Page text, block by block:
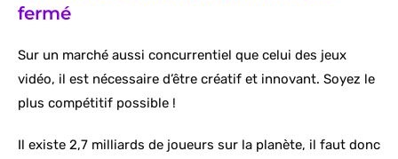
fermé
Sur un marché aussi concurrentiel que celui des jeux
vidéo, il est nécessaire d’être créatif et innovant. Soyez le
plus compétitif possible !
Il existe 2,7 milliards de joueurs sur la planète, il faut donc